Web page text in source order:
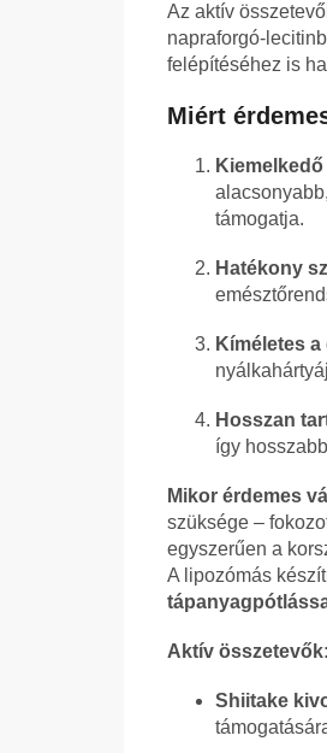
Az aktív
napraforgó-
felépítéséhez is
Miért
támogatja.
Hatékony
Kíméletes
Hosszan
így
Mikor érdemes
szüksége –
egyszerűen a
A lipozómás
Aktív összetevők:
Shiitake